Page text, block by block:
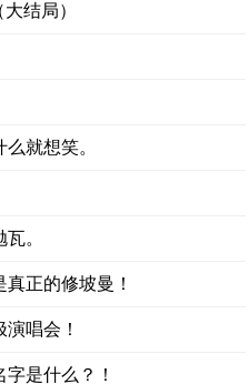
结局）
就想笑。
。
正的修坡曼！
唱会！
是什么？！